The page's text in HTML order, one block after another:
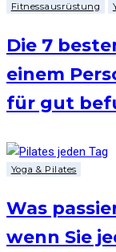
Fitnessausrüstung
Die 7
einem
für gut
Yoga & Pilates
Was
wenn Sie